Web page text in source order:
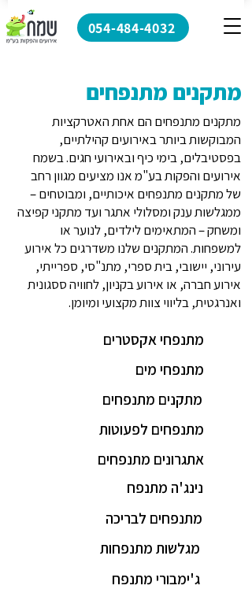
054-484-4032
מתקנים מתנפחים
מתקנים מתנפחים הם אחת האטרקציות
המבוקשות ביותר באירועים קהילתיים,
בפסטיבלים, בימי כיף ובאירועי חגים. בשמח
אירועים והפקות בע"מ אנו מציעים מגוון רחב
של מתקנים מתנפחים איכותיים, ומבוטחים –
ממגלשות ענק ומסלולי אתגר ועד מתקני קפיצה
ומשחק – המתאימים לילדים, לנוער או
למשפחות. המתקנים שלנו משדרגים כל אירוע
עירוני, יישובי, בית ספרי, מתנ"סי, ספרייתי,
אירוע חברה, או אירוע בקניון, לחוויה ססגונית
ואנרגטית, בליווי צוות מקצועי ומיומן.
מתנפחי אקסטרים
מתנפחי מים
מתקנים מתנפחים
מתנפחים לפעוטות
אתגרונים מתנפחים
נינג'ה מתנפח
מתנפחים לבריכה
מגלשות מתנפחות
ג'ימבורי מתנפח